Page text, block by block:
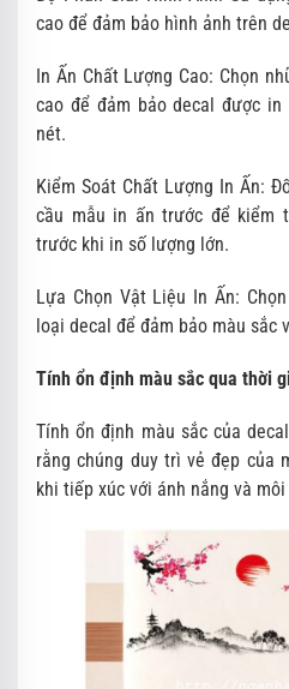
cao để đảm bảo hình ảnh trên
In Ấn Chất Lượng Cao: Chọn
cao để đảm bảo decal được
nét.
Kiểm Soát Chất Lượng In Ấn:
cầu mẫu in ấn trước để kiểm
trước khi in số lượng lớn.
Lựa Chọn Vật Liệu In Ấn:
loại decal để đảm bảo màu sắc
Tính ổn định màu sắc qua thời
Tính ổn định màu sắc của
rằng chúng duy trì vẻ đẹp của
khi tiếp xúc với ánh nắng và